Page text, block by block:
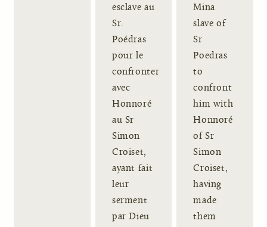
esclave au
Sr.
Poédras
pour le
confronter
avec
Honnoré
au Sr
Simon
Croiset,
ayant fait
leur
serment
par Dieu
Mina
slave of
Sr
Poedras
to
confront
him with
Honnoré
of Sr
Simon
Croiset,
having
made
them